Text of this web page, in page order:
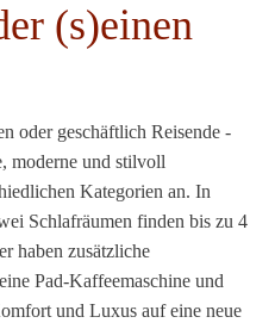
(s)einen
oder geschäftlich Reisende -
moderne und stilvoll
Kategorien an. In
Schlafräumen finden bis zu 4
haben zusätzliche
Pad-Kaffeemaschine und
und Luxus auf eine neue